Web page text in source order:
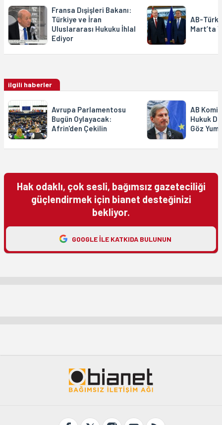
Fransa Dışişleri Bakanı:
Türkiye ve İran
Uluslararası Hukuku İhlal
Ediyor
AB-
Mart’ta
ilgili haberler
Avrupa Parlamentosu
Bugün Oylayacak:
Afrin'den Çekilin
AB
Hukuk
Göz
Hak odaklı, çok sesli, bağımsız gazeteciliği
güçlendirmek için bianet desteğinizi
bekliyor.
GOOGLE ILE KATKIDA BULUNUN